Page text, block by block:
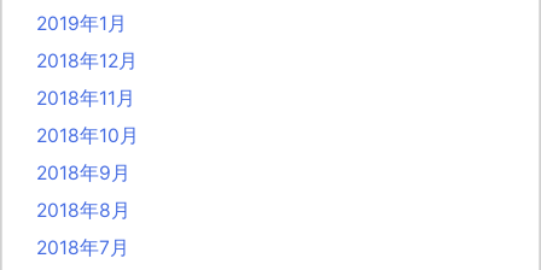
2019年1月
2018年12月
2018年11月
2018年10月
2018年9月
2018年8月
2018年7月